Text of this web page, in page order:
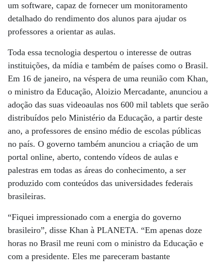
um software, capaz de fornecer um monitoramento
detalhado do rendimento dos alunos para ajudar os
professores a orientar as aulas.
Toda essa tecnologia despertou o interesse de outras
instituições, da mídia e também de países como o Brasil.
Em 16 de janeiro, na véspera de uma reunião com Khan,
o ministro da Educação, Aloizio Mercadante, anunciou a
adoção das suas videoaulas nos 600 mil tablets que serão
distribuídos pelo Ministério da Educação, a partir deste
ano, a professores de ensino médio de escolas públicas
no país. O governo também anunciou a criação de um
portal online, aberto, contendo vídeos de aulas e
palestras em todas as áreas do conhecimento, a ser
produzido com conteúdos das universidades federais
brasileiras.
“Fiquei impressionado com a energia do governo
brasileiro”, disse Khan à PLANETA. “Em apenas doze
horas no Brasil me reuni com o ministro da Educação e
com a presidente. Eles me pareceram bastante